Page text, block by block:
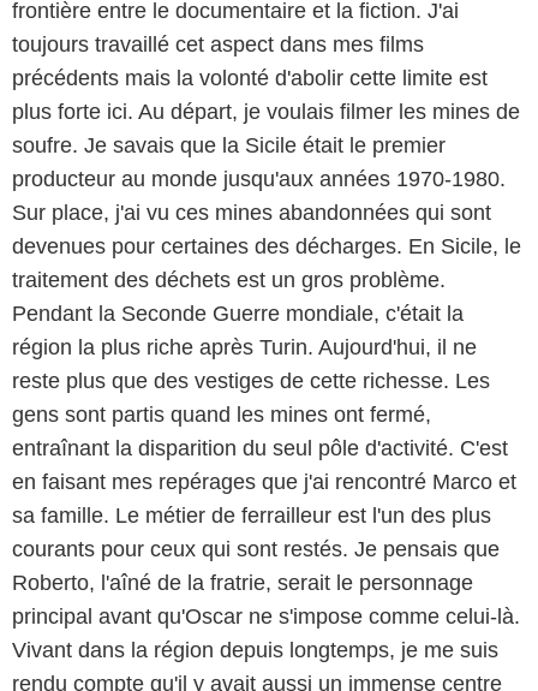
frontière entre le documentaire et la fiction. J'ai
toujours travaillé cet aspect dans mes films
précédents mais la volonté d'abolir cette limite est
plus forte ici. Au départ, je voulais filmer les mines de
soufre. Je savais que la Sicile était le premier
producteur au monde jusqu'aux années 1970-1980.
Sur place, j'ai vu ces mines abandonnées qui sont
devenues pour certaines des décharges. En Sicile, le
traitement des déchets est un gros problème.
Pendant la Seconde Guerre mondiale, c'était la
région la plus riche après Turin. Aujourd'hui, il ne
reste plus que des vestiges de cette richesse. Les
gens sont partis quand les mines ont fermé,
entraînant la disparition du seul pôle d'activité. C'est
en faisant mes repérages que j'ai rencontré Marco et
sa famille. Le métier de ferrailleur est l'un des plus
courants pour ceux qui sont restés. Je pensais que
Roberto, l'aîné de la fratrie, serait le personnage
principal avant qu'Oscar ne s'impose comme celui-là.
Vivant dans la région depuis longtemps, je me suis
rendu compte qu'il y avait aussi un immense centre